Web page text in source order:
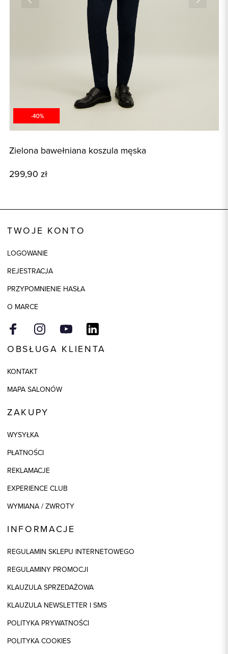
Zielona bawełniana koszula męska
299,90 zł
TWOJE KONTO
LOGOWANIE
REJESTRACJA
PRZYPOMNIENIE HASŁA
O MARCE
OBSŁUGA KLIENTA
KONTAKT
MAPA SALONÓW
ZAKUPY
WYSYŁKA
PŁATNOŚCI
REKLAMACJE
EXPERIENCE CLUB
WYMIANA / ZWROTY
INFORMACJE
REGULAMIN SKLEPU INTERNETOWEGO
REGULAMINY PROMOCJI
KLAUZULA SPRZEDAŻOWA
KLAUZULA NEWSLETTER I SMS
POLITYKA PRYWATNOŚCI
POLITYKA COOKIES